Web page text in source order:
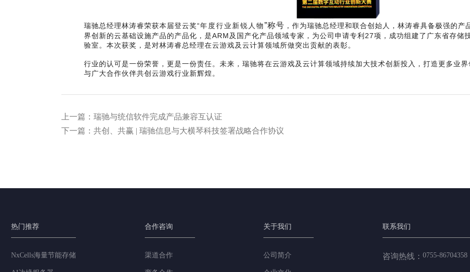
瑞驰总经理林涛睿荣获本届登云奖“年度行业新锐人物”称号 ，作为瑞驰总经理和联合创始人，林涛睿具备极强的
界创新的云基础设施产品的产品化，是ARM及国产化产品领域专家，为公司申请专利27项，成功组建了广东省存储
验室。本次获奖，是对林涛睿总经理在云游戏及云计算领域所做突出贡献的表彰。
行业的认可是一份荣誉，更是一份责任。未来，瑞驰将在云游戏及云计算领域持续加大技术创新投入，打造更多业界
与广大合作伙伴共创云游戏行业新辉煌。
上一篇：瑞驰与统信软件完成产品兼容互认证
下一篇：共创、共赢 | 瑞驰信息与大横琴科技签署战略合作协议
热门推荐
NxCells海量节能存储
合作咨询
渠道合作
关于我们
公司简介
联系我们
咨询热线： 0755-86704358